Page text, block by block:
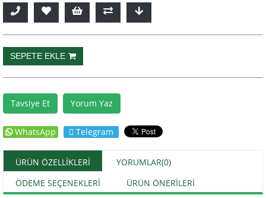
Tavsiye Et Yorum Yaz
WhatsApp Telegram
ÜRÜN ÖZELLIKLERI YORUMLAR(0)
ÖDEME SEÇENEKLERI
ÜRÜN ÖNERILERI